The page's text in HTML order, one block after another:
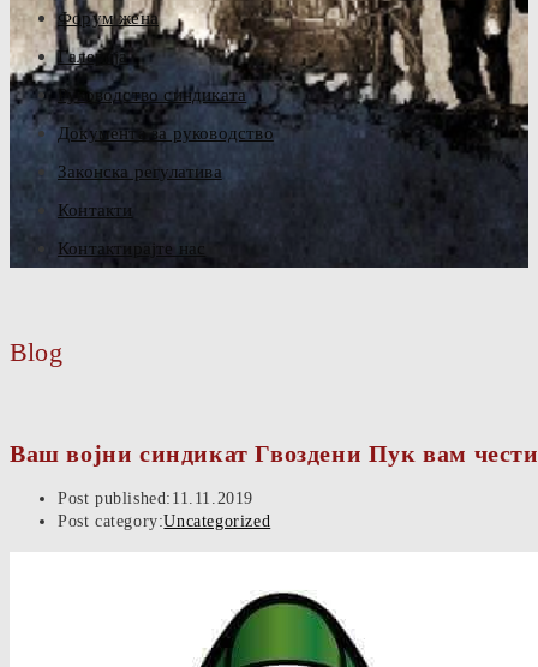
Форум жена
Галерија
Руководство синдиката
Документа за руководство
Законска регулатива
Контакти
Контактирајте нас
Blog
Ваш војни синдикат Гвоздени Пук вам
Post published: 11.11.2019
Post category:Uncategorized